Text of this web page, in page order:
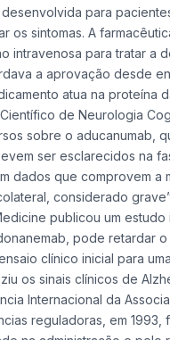
para
sintomas. A
intravenosa para tratar a
a aprovação desde
atua na proteína
de Neurologia
sobre o aducanumab,
ser esclarecidos na
dados que comprovem a
considerado
publicou um
pode retardar
clínico inicial para
os sinais clínicos de
Internacional da
reguladoras, em 1993,